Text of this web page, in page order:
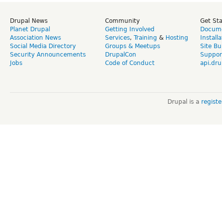
Drupal News
Planet Drupal
Association News
Social Media Directory
Security Announcements
Jobs
Community
Getting Involved
Services, Training & Hosting
Groups & Meetups
DrupalCon
Code of Conduct
Get
Site
Drupal is a